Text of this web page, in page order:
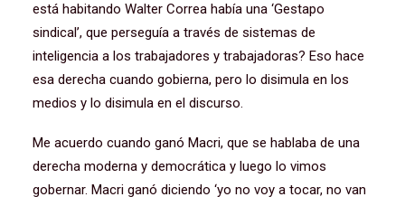
está habitando Walter Correa había una ‘Gestapo
sindical’, que perseguía a través de sistemas de
inteligencia a los trabajadores y trabajadoras? Eso hace
esa derecha cuando gobierna, pero lo disimula en los
medios y lo disimula en el discurso.
Me acuerdo cuando ganó Macri, que se hablaba de una
derecha moderna y democrática y luego lo vimos
gobernar. Macri ganó diciendo ‘yo no voy a tocar, no van